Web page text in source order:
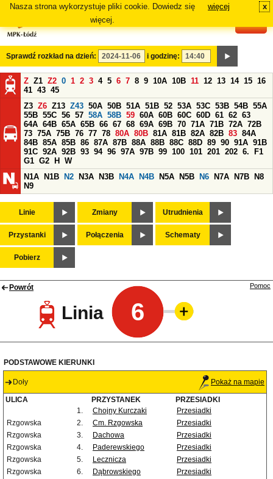
Nasza strona wykorzystuje pliki cookie. Dowiedz się
więcej.
więcej x
Sprawdź rozkład na dzień: i godzinę:
Z Z1 Z2 0 1 2 3 4 5 6 7 8 9 10A 10B 11 12 13 14 15 16
41 43 45
Z3 Z6 Z13 Z43 50A 50B 51A 51B 52 53A 53C 53B 54B 55A
55B 55C 56 57 58A 58B 59 60A 60B 60C 60D 61 62 63
64A 64B 65A 65B 66 67 68 69A 69B 70 71A 71B 72A 72B
73 75A 75B 76 77 78 80A 80B 81A 81B 82A 82B 83 84A
84B 85A 85B 86 87A 87B 88A 88B 88C 88D 89 90 91A 91B
91C 92A 92B 93 94 96 97A 97B 99 100 101 201 202 6.
F1
G1 G2 H
W
N1A
N1B N2 N3A N3B N4A N4B N5A N5B N6 N7A N7B
N8
N9
Linie Zmiany Utrudnienia
Przystanki Połączenia Schematy
Pobierz
Powrót
Linia 6
Pomoc
PODSTAWOWE KIERUNKI
Doły Pokaż na mapie
ULICA PRZYSTANEK
PRZESIADKI
1.
Chojny Kurczaki
Przesiadki
Rzgowska
2. Cm. Rzgowska
Przesiadki
Rzgowska
3. Dachowa
Przesiadki
Rzgowska
4. Paderewskiego
Przesiadki
Rzgowska
5. Lecznicza
Przesiadki
Rzgowska
6. Dąbrowskiego
Przesiadki